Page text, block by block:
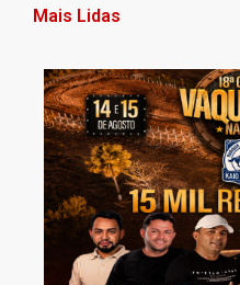
Mais Lidas